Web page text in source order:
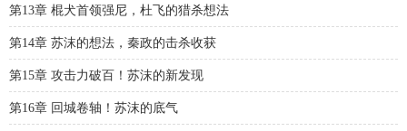
第13章 棍犬首领强尼，杜飞的猎杀想法
第14章 苏沫的想法，秦政的击杀收获
第15章 攻击力破百！苏沫的新发现
第16章 回城卷轴！苏沫的底气